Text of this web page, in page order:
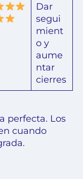
Dar
segui
mient
o y
aume
ntar
cierres
perfecta. Los
cuando